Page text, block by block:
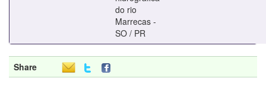
do rio
Marrecas -
SO / PR
Share